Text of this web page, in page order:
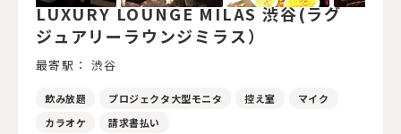
LUXURY LOUNGE MILAS 渋谷(ラグ
ジュアリーラウンジミラス）
最寄駅： 渋谷
飲み放題 プロジェクタ大型モニタ 控え室
マイク
カラオケ
請求書払い